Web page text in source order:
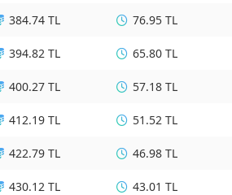
384.74 TL 76.95 TL
394.82 TL 65.80 TL
400.27 TL 57.18 TL
412.19 TL 51.52 TL
422.79 TL 46.98 TL
430.12 TL 43.01 TL